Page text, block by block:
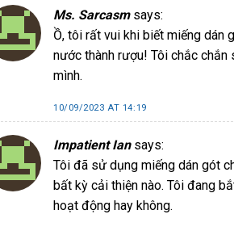
Ms. Sarcasm says:
Ồ, tôi rất vui khi biết miếng dán
nước thành rượu! Tôi chắc
mình.
10/09/2023 AT 14:19
Impatient Ian says:
Tôi đã sử dụng miếng dán gót
bất kỳ cải thiện nào. Tôi đang
hoạt động hay không.